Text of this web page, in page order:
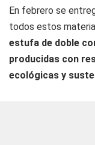
En febrero se
todos estos
estufa de doble
producidas con
ecológicas y